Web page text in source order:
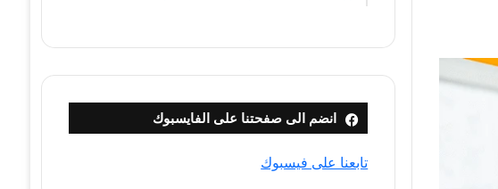
انضم الى صفحتنا على الفايسبوك
تابعنا على فيسبوك